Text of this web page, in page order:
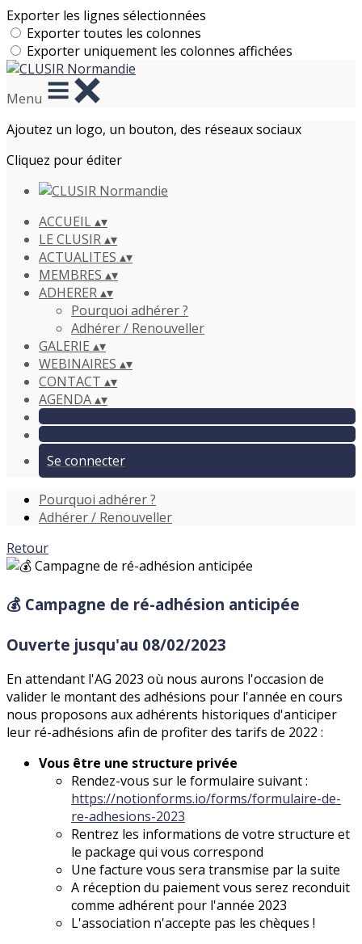
Exporter les lignes sélectionnées
Exporter toutes les colonnes
Exporter uniquement les colonnes affichées
Menu
Ajoutez un logo, un bouton, des réseaux sociaux
Cliquez pour éditer
ACCUEIL▴▾
LE CLUSIR▴▾
ACTUALITES ▴▾
MEMBRES ▴▾
ADHERER▴▾
Pourquoi adhérer ?
Adhérer / Renouveller
GALERIE ▴▾
WEBINAIRES ▴▾
CONTACT ▴▾
AGENDA▴▾
Se connecter
Pourquoi adhérer ?
Adhérer / Renouveller
Retour
💰 Campagne de ré-adhésion anticipée
Ouverte jusqu'au 08/02/2023
En attendant l'AG 2023 où nous aurons l'occasion de
valider le montant des adhésions pour l'année en cours
nous proposons aux adhérents historiques d'anticiper
leur ré-adhésions afin de profiter des tarifs de 2022 :
Vous être une structure privée
Rendez-vous sur le formulaire suivant :
https://notionforms.io/forms/formulaire-de-
re-adhesions-2023
Rentrez les informations de votre structure et
le package qui vous correspond
Une facture vous sera transmise par la suite
A réception du paiement vous serez reconduit
comme adhérent pour l'année 2023
L'association n'accepte pas les chèques !